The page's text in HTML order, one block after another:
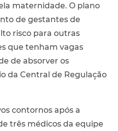
maternidade. O plano
de gestantes de
risco para outras
que tenham vagas
de absorver os
da Central de Regulação
contornos após a
três médicos da equipe